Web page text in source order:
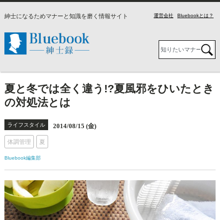
紳士になるためマナーと知識を磨く情報サイト Bluebookとは？
運営会社
夏と冬では全く違う!?夏風邪をひいたとき
の対処法とは
ライフスタイル 2014/08/15 (金)
体調管理 夏
Bluebook編集部